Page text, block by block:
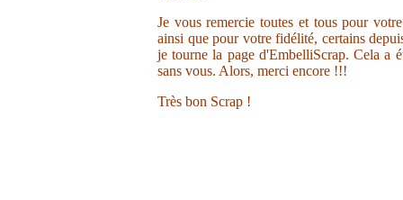
Je vous remercie toutes et tous pour
ainsi que pour votre fidélité, certains
je tourne la page d'EmbelliScrap. Cela a
sans vous. Alors, merci encore !!!
Très bon Scrap !